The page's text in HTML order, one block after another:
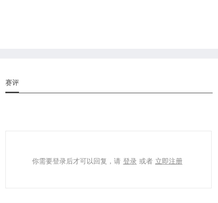
赛评
你需要登录后才可以回复，请 登录 或者 立即注册